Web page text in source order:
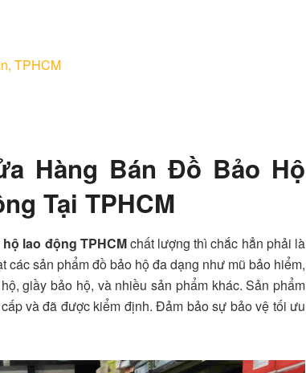
TPHCM
Hàng Bán Đồ Bảo Hộ
Tại TPHCM
lao động TPHCMchất lượng thì chắc hẳn phải là
các sản phẩm đồ bảo hộ đa dạng như mũ bảo hiểm,
giầy bảo hộ, và nhiều sản phẩm khác. Sản phẩm
và đã được kiểm định. Đảm bảo sự bảo vệ tối ưu